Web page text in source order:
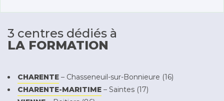
3 centres dédiés à
LA FORMATION
CHARENTE – Chasseneuil-sur-Bonnieure (16)
CHARENTE-MARITIME – Saintes (17)